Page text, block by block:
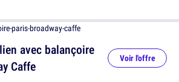
avec balançoire
Caffe
Voir l'offre